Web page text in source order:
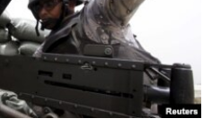
DẢI GAZA
ĐƯỜNG